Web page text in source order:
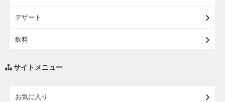
デザート
飲料
サイトメニュー
お気に入り